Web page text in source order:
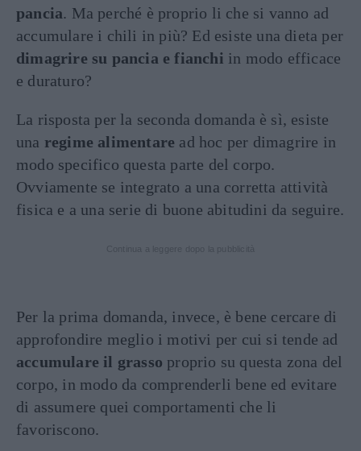
pancia. Ma perché è proprio li che si vanno ad
accumulare i chili in più? Ed esiste una dieta per
dimagrire su pancia e fianchi in modo efficace
e duraturo?
La risposta per la seconda domanda è sì, esiste
una regime alimentare ad hoc per dimagrire in
modo specifico questa parte del corpo.
Ovviamente se integrato a una corretta attività
fisica e a una serie di buone abitudini da seguire.
Per la prima domanda, invece, è bene cercare di
approfondire meglio i motivi per cui si tende ad
accumulare il grasso proprio su questa zona del
corpo, in modo da comprenderli bene ed evitare
di assumere quei comportamenti che li
favoriscono.